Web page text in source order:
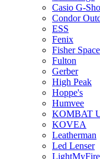
Casio G-
Condor
ESS
Fenix
Fisher
Fulton
Gerber
High Peak
Hoppe's
Humvee
KOMBAT
KOVEA
Leatherman
Led Lenser
LightMyFire